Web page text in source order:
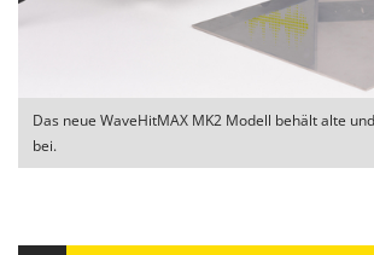
Das neue WaveHitMAX MK2 Modell behält alte
bei.